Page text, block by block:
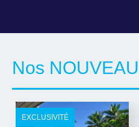
Nos
EXCLUSIVITÉ